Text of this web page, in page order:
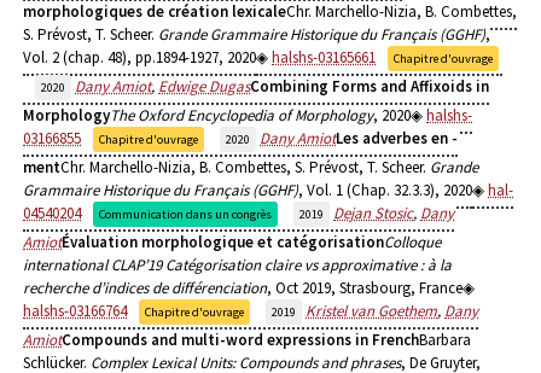
morphologiques de création lexicaleChr. Marchello-Nizia, B. Combettes,
S. Prévost, T. Scheer. Grande Grammaire Historique du Français (GGHF),
Vol. 2 (chap. 48), pp.1894-1927, 2020
halshs-03165661
Chapitre d'ouvrage
2020
Dany Amiot, Edwige DugasCombining Forms and Affixoids in
MorphologyThe Oxford Encyclopedia of Morphology, 2020
halshs-
03166855
Chapitre d'ouvrage 2020 Dany AmiotLes adverbes en -
mentChr. Marchello-Nizia, B. Combettes, S. Prévost, T. Scheer. Grande
Grammaire Historique du Français (GGHF), Vol. 1 (Chap. 32.3.3), 2020
hal-
04540204
Communication dans un congrès 2019 Dejan Stosic, Dany
AmiotÉvaluation morphologique et catégorisationColloque
international CLAP’19 Catégorisation claire vs approximative : à la
recherche d’indices de différenciation, Oct 2019, Strasbourg, France
halshs-03166764
Chapitre d'ouvrage 2019 Kristel van Goethem, Dany
AmiotCompounds and multi-word expressions in FrenchBarbara
Schlücker. Complex Lexical Units: Compounds and phrases, De Gruyter,